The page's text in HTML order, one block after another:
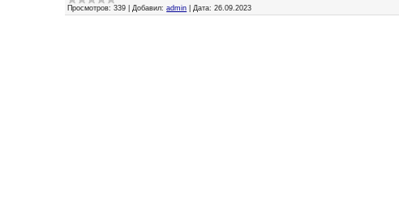
Просмотров: 339 Добавил: admin Дата: 26.09.2023